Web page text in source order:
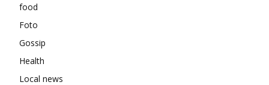
food
Foto
Gossip
Health
Local news